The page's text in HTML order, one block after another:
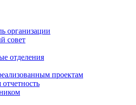
организации
совет
отделения
проектам